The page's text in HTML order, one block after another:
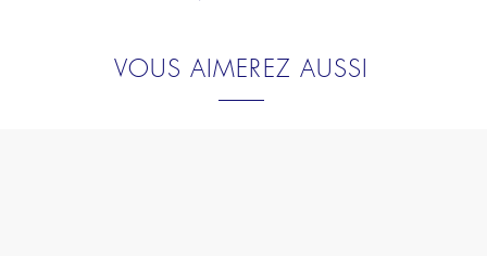
VOUS AIMEREZ AUSSI